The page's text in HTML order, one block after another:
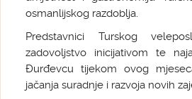
osmanlijskog razdoblja.
Predstavnici Turskog
zadovoljstvo inicijativom te
Đurđevcu tijekom ovog
jačanja suradnje i razvoja novih